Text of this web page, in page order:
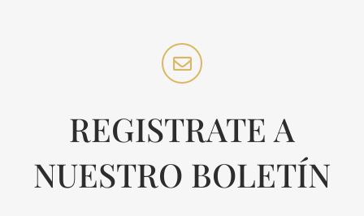
REGISTRATE A
NUESTRO BOLETÍN